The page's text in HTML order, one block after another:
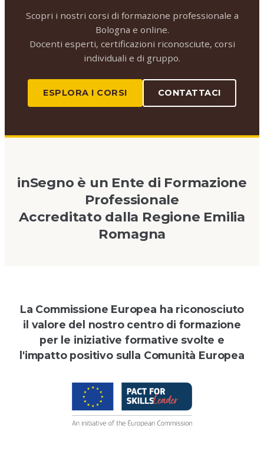
Scopri i nostri corsi di formazione professionale a
Bologna e online.
Docenti esperti, certificazioni riconosciute, corsi
individuali e di gruppo.
ESPLORA I CORSI CONTATTACI
inSegno è un Ente di Formazione
Professionale
Accreditato dalla Regione Emilia
Romagna
La Commissione Europea ha riconosciuto
il valore del nostro centro di formazione
per le iniziative formative svolte e
l'impatto positivo sulla Comunità Europea